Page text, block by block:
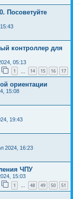
Посоветуйте
контроллер для
05:13
1 14 15 16 17
ориентации
15:08
19:43
2024, 16:23
ЧПУ
15:03
1 … 48 49 50 51